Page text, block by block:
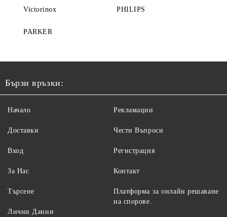
Victorinox PHILIPS
PARKER
Бързи връзки:
Начало
Доставки
Вход
За Нас
Рекламации
Чести Въпроси
Регистрация
Контакт
Търсене
Лични Данни
Платформа за онлайн решаване
на спорове.